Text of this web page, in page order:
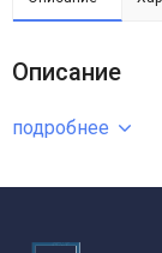
Описание
подробнее